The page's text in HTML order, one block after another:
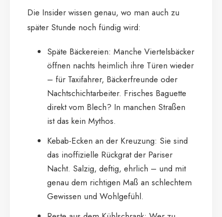
Die Insider wissen genau, wo man auch zu
später Stunde noch fündig wird:
Späte Bäckereien: Manche Viertelsbäcker
öffnen nachts heimlich ihre Türen wieder
– für Taxifahrer, Bäckerfreunde oder
Nachtschichtarbeiter. Frisches Baguette
direkt vom Blech? In manchen Straßen
ist das kein Mythos.
Kebab-Ecken an der Kreuzung: Sie sind
das inoffizielle Rückgrat der Pariser
Nacht. Salzig, deftig, ehrlich – und mit
genau dem richtigen Maß an schlechtem
Gewissen und Wohlgefühl.